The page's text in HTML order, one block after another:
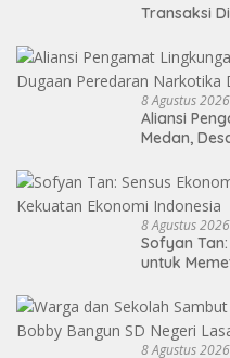
Transaksi
8 Agustus 2026
Aliansi
Medan,
8 Agustus 2026
Sofyan
untuk
8 Agustus 2026